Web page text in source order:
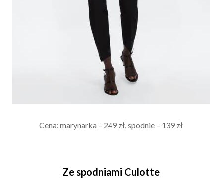
Cena: marynarka – 249 zł, spodnie – 139 zł
Ze spodniami Culotte